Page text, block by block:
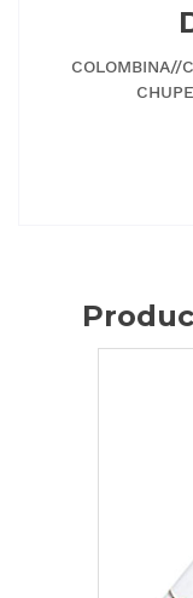
COLOMBINA//